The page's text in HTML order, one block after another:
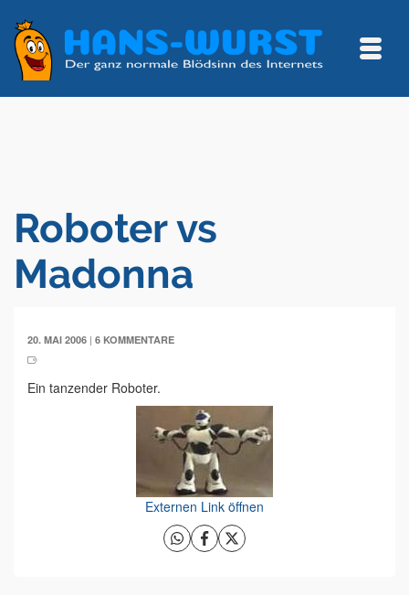
Roboter vs
Madonna
20. MAI 2006 | 6 KOMMENTARE
Ein tanzender Roboter.
Externen Link öffnen